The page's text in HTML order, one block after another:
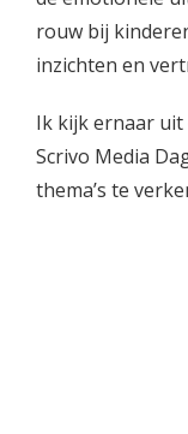
rouw bij
inzichten en
Ik kijk ernaar
Scrivo Media
thema’s te